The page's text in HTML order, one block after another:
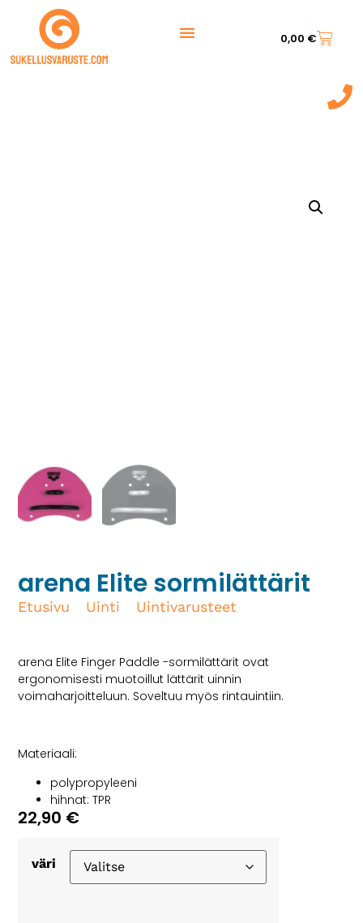
0,00 €
arena Elite sormilättärit
Etusivu Uinti Uintivarusteet
arena Elite Finger Paddle -sormilättärit ovat
ergonomisesti muotoillut lättärit uinnin
voimaharjoitteluun. Soveltuu myös rintauintiin.
Materiaali:
polypropyleeni
hihnat: TPR
22,90 €
väri